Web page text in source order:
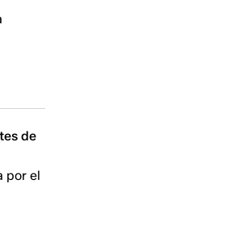
de
por el